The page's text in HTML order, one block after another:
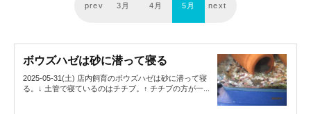
prev 3月 4月 5月 next
ボウズハゼは砂に潜って寝る
2025-05-31(土) 店内飼育のボウズハゼは砂に潜って寝
る。↓ 土管で寝ているのはチチブ。↑ チチブの方が一...